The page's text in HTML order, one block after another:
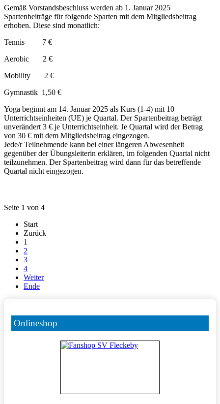
Gemäß Vorstandsbeschluss werden ab 1. Januar 2025
Spartenbeiträge für folgende Sparten mit dem Mitgliedsbeitrag
erhoben. Diese sind monatlich:
Tennis 7 €
Aerobic 2 €
Mobility 2 €
Gymnastik 1,50 €
Yoga beginnt am 14. Januar 2025 als Kurs (1-4) mit 10
Unterrichtseinheiten (UE) je Quartal. Der Spartenbeitrag beträgt
unverändert 3 € je Unterrichtseinheit. Je Quartal wird der Betrag
von 30 € mit dem Mitgliedsbeitrag eingezogen.
Jede/r Teilnehmende kann bei einer längeren Abwesenheit
gegenüber der Übungsleiterin erklären, im folgenden Quartal nicht
teilzunehmen. Der Spartenbeitrag wird dann für das betreffende
Quartal nicht eingezogen.
Seite 1 von 4
Start
Zurück
1
2
3
4
Weiter
Ende
Onlineshop